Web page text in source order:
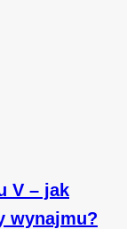
V – jak
wynajmu?